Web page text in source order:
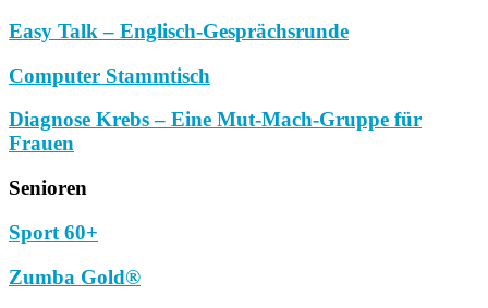
Easy Talk – Englisch-Gesprächsrunde
Computer Stammtisch
Diagnose Krebs – Eine Mut-Mach-Gruppe für
Frauen
Senioren
Sport 60+
Zumba Gold®